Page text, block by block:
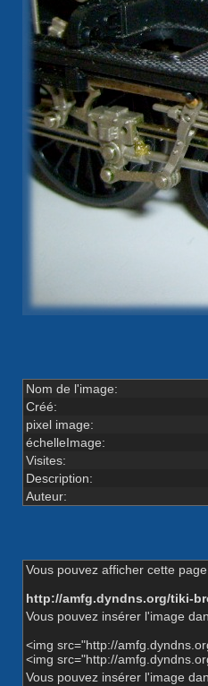
Nom de l'image:
Créé:
pixel image:
échelleImage:
Visites:
Description:
Auteur:
Vous pouvez afficher cette
http://amfg.dyndns.org/tiki-
Vous pouvez insérer l'image
<img src="http://
<img src="http://
Vous pouvez insérer l'image